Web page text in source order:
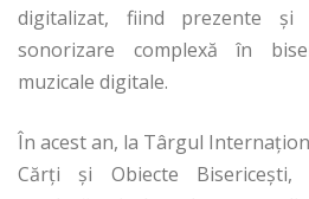
digitalizat, fiind prezente şi
sonorizare complexă în
muzicale digitale.
În acest an, la Târgul
Cărţi şi Obiecte